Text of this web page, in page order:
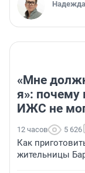
Надежда
«Мне
я»:
ИЖС не
12 часов 5 626
Как
жительницы